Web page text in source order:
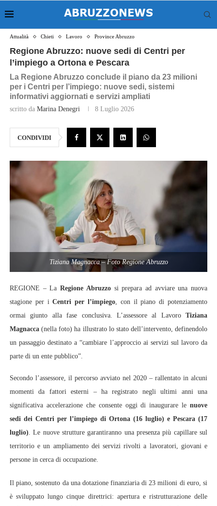
Attualità Chieti Lavoro Province Abruzzo
Regione Abruzzo: nuove sedi di Centri per
l’impiego a Ortona e Pescara
La Regione Abruzzo conclude il piano da 23 milioni
per i Centri per l’impiego: nuove sedi, sistemi
informativi aggiornati e servizi ampliati
scritto da Marina Denegri 8 Luglio 2026
CONDIVIDI
Tiziana Magnacca – Foto Regione Abruzzo
REGIONE – LaRegione Abruzzosi prepara ad avviare una nuova
stagione per iCentri per l’impiego, con il piano di potenziamento
ormai giunto alla fase conclusiva. L’assessore al Lavoro Tiziana
Magnacca (nella foto) ha illustrato lo stato dell’intervento, definendolo
un passaggio destinato a “cambiare l’approccio ai servizi sul lavoro da
parte di un ente pubblico”.
Secondo l’assessore, il percorso avviato nel 2020 – rallentato in alcuni
momenti da fattori esterni – ha registrato negli ultimi anni una
significativa accelerazione che consente oggi di inaugurare le nuove
sedi dei Centri per l’impiego di Ortona (16 luglio) e Pescara (17
luglio). Le nuove strutture garantiranno una presenza più capillare sul
territorio e un ampliamento dei servizi rivolti a lavoratori, giovani e
persone in cerca di occupazione.
Il piano, sostenuto da una dotazione finanziaria di 23 milioni di euro, si
è sviluppato lungo cinque direttrici: apertura e ristrutturazione delle